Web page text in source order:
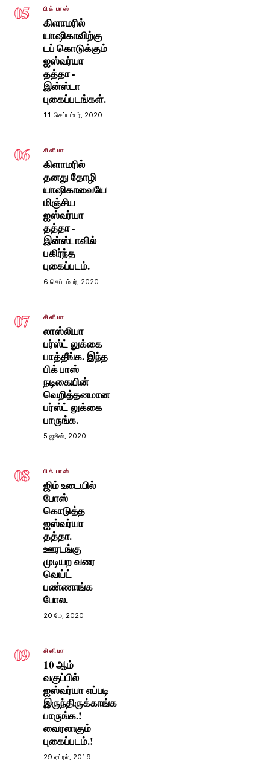
05 பிக் பாஸ்
கிளாமரில்
யாஷிகாவிற்கு
டப் கொடுக்கும்
ஐஸ்வர்யா
தத்தா -
இன்ஸ்டா
புகைப்படங்கள்.
11 செப்டம்பர், 2020
06 சினிமா
கிளாமரில்
தனது தோழி
யாஷிகாவையே
மிஞ்சிய
ஐஸ்வர்யா
தத்தா -
இன்ஸ்டாவில்
பகிர்ந்த
புகைப்படம்.
6 செப்டம்பர், 2020
07 சினிமா
லாஸ்லியா
பர்ஸ்ட் லுக்கை
பாத்தீங்க. இந்த
பிக் பாஸ்
நடிகையின்
வெறித்தனமான
பர்ஸ்ட் லுக்கை
பாருங்க.
5 ஜூன், 2020
08 பிக் பாஸ்
ஜிம் உடையில்
போஸ்
கொடுத்த
ஐஸ்வர்யா
தத்தா.
ஊரடங்கு
முடியற வரை
வெய்ட்
பண்ணாங்க
போல.
20 மே, 2020
09 சினிமா
10 ஆம்
வகுப்பில்
ஐஸ்வர்யா எப்படி
இருந்திருக்காங்க
பாருங்க.!
வைரலாகும்
புகைப்படம்.!
29 ஏப்ரல், 2019